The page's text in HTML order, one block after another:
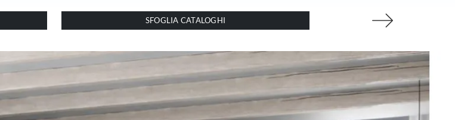
SFOGLIA CATALOGHI